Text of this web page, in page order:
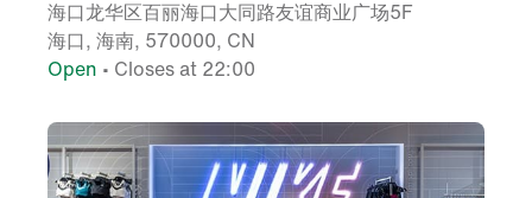
海口龙华区百丽海口大同路友谊商业广场5F
海口, 海南, 570000, CN
Open • Closes at 22:00